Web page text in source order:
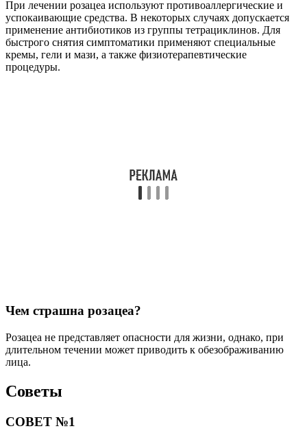
При лечении розацеа используют противоаллергические и
успокаивающие средства. В некоторых случаях допускается
применение антибиотиков из группы тетрациклинов. Для
быстрого снятия симптоматики применяют специальные
кремы, гели и мази, а также физиотерапевтические
процедуры.
Чем страшна розацеа?
Розацеа не представляет опасности для жизни, однако, при
длительном течении может приводить к обезображиванию
лица.
Советы
СОВЕТ №1